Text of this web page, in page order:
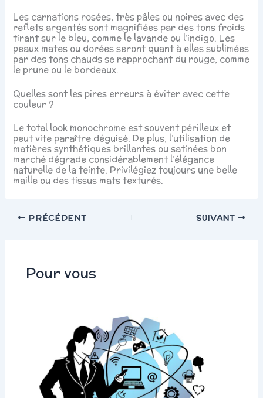
Les carnations rosées, très pâles ou noires avec des
reflets argentés sont magnifiées par des tons froids
tirant sur le bleu, comme le lavande ou l’indigo. Les
peaux mates ou dorées seront quant à elles sublimées
par des tons chauds se rapprochant du rouge, comme
le prune ou le bordeaux.
Quelles sont les pires erreurs à éviter avec cette
couleur ?
Le total look monochrome est souvent périlleux et
peut vite paraître déguisé. De plus, l’utilisation de
matières synthétiques brillantes ou satinées bon
marché dégrade considérablement l’élégance
naturelle de la teinte. Privilégiez toujours une belle
maille ou des tissus mats texturés.
PRÉCÉDENT SUIVANT
Pour vous